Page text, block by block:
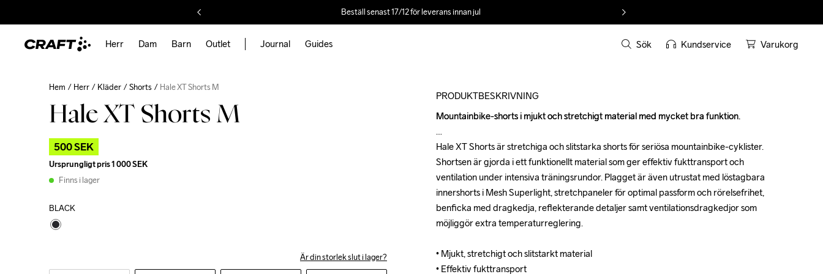
Beställ senast 17/12 för leverans innan jul
Herr Dam Barn Outlet Journal Guides Sök Kundservice Varukorg
Hem Herr Kläder Shorts Hale XT Shorts M
Hale XT Shorts M
500 SEK
Ursprungligt pris1 000 SEK
Finns i lager
BLACK
Är din storlek slut i lager?
PRODUKTBESKRIVNING
Mountainbike-shorts i mjukt och stretchigt material med mycket bra funktion.
Hale XT Shorts är stretchiga och slitstarka shorts för seriösa mountainbike-cyklister.
Shortsen är gjorda i ett funktionellt material som ger effektiv fukttransport och
ventilation under intensiva träningsrundor. Plagget är även utrustat med löstagbara
innershorts i Mesh Superlight, stretchpaneler för optimal passform och rörelsefrihet,
benficka med dragkedja, reflekterande detaljer samt ventilationsdragkedjor som
möjliggör extra temperaturreglering.
• Mjukt, stretchigt och slitstarkt material
• Effektiv fukttransport
Mountainbike-shorts i mjukt och stretchigt material med mycket bra funktion.
Hale XT Shorts är stretchiga och slitstarka shorts för seriösa mountainbike-cyklister.
Shortsen är gjorda i ett funktionellt material som ger effektiv fukttransport och
ventilation under intensiva träningsrundor. Plagget är även utrustat med löstagbara
innershorts i Mesh Superlight, stretchpaneler för optimal passform och rörelsefrihet,
benficka med dragkedja, reflekterande detaljer samt ventilationsdragkedjor som
möjliggör extra temperaturreglering.
• Mjukt, stretchigt och slitstarkt material
• Effektiv fukttransport